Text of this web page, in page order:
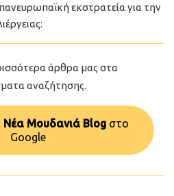
εκστρατεία για την
άρθρα μας στα
αναζήτησης.
Νέα Μουδανιά Blog στo
Google